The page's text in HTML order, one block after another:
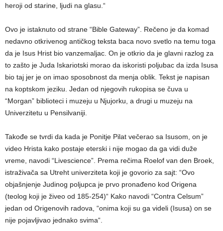
heroji od starine, ljudi na glasu.“
Ovo je istaknuto od strane “Bible Gateway”. Rečeno je da komad
nedavno otkrivenog antičkog teksta baca novo svetlo na temu toga
da je Isus Hrist bio vanzemaljac. On je otkrio da je glavni razlog za
to zašto je Juda Iskariotski morao da iskoristi poljubac da izda Isusa
bio taj jer je on imao sposobnost da menja oblik. Tekst je napisan
na koptskom jeziku. Jedan od njegovih rukopisa se čuva u
“Morgan” biblioteci i muzeju u Njujorku, a drugi u muzeju na
Univerzitetu u Pensilvaniji.
Takođe se tvrdi da kada je Ponitje Pilat večerao sa Isusom, on je
video Hrista kako postaje eterski i nije mogao da ga vidi duže
vreme, navodi “Livescience”. Prema rečima Roelof van den Broek,
istraživača sa Utreht univerziteta koji je govorio za sajt: “Ovo
objašnjenje Judinog poljupca je prvo pronađeno kod Origena
(teolog koji je živeo od 185-254)“ Kako navodi “Contra Celsum”
jedan od Origenovih radova, “onima koji su ga videli (Isusa) on se
nije pojavljivao jednako svima“.